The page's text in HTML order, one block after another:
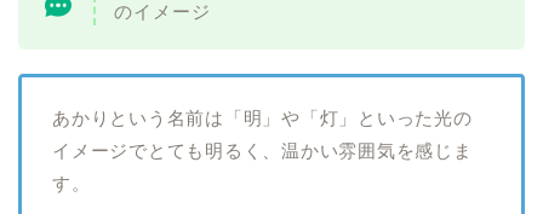
のイメージ
あかりという名前は「明」や「灯」といった光の
イメージでとても明るく、温かい雰囲気を感じま
す。